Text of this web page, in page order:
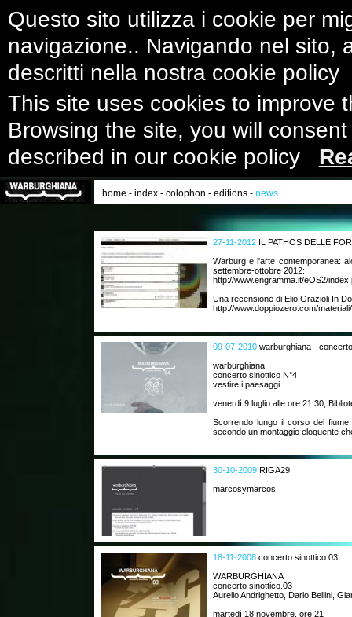
Questo sito utilizza i cookie per
navigazione.. Navigando nel sito,
descritti nella nostra cookie
This site uses cookies to improve
Browsing the site, you will
described in our cookie policy
home - index - colophon - editions - news
27-11-2012 IL PATHOS DELLE
Warburg e l'arte contemporanea:
settembre-ottobre 2012:
http://www.engramma.it/eOS2/
Una recensione di Elio Grazioli In
http://www.doppiozero.com/
09-07-2010 warburghiana -
warburghiana
concerto sinottico N°4
vestire i paesaggi
venerdì 9 luglio alle ore 21.30,
Scorrendo lungo il corso del
secondo un montaggio eloquente
30-10-2009 RIGA29
marcosymarcos
18-11-2008 concerto sinottico.03
WARBURGHIANA
concerto sinottico.03
Aurelio Andrighetto, Dario Bellini,
martedì 18 novembre, ore 21